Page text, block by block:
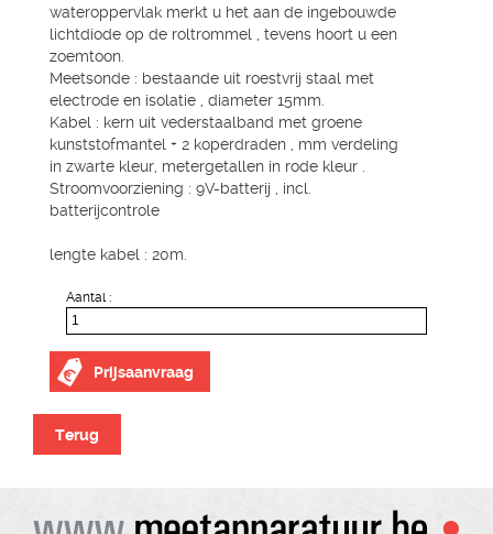
wateroppervlak merkt u het aan de ingebouwde
lichtdiode op de roltrommel , tevens hoort u een
zoemtoon.
Meetsonde : bestaande uit roestvrij staal met
electrode en isolatie , diameter 15mm.
Kabel : kern uit vederstaalband met groene
kunststofmantel + 2 koperdraden , mm verdeling
in zwarte kleur, metergetallen in rode kleur .
Stroomvoorziening : 9V-batterij , incl.
batterijcontrole
lengte kabel : 20m.
Aantal :
Prijsaanvraag
Terug